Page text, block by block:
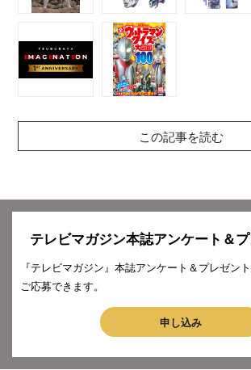
この記事を読む
テレビマガジン本誌アンケート＆
『テレビマガジン』本誌アンケート＆プレゼン
ご応募できます。
申し込み